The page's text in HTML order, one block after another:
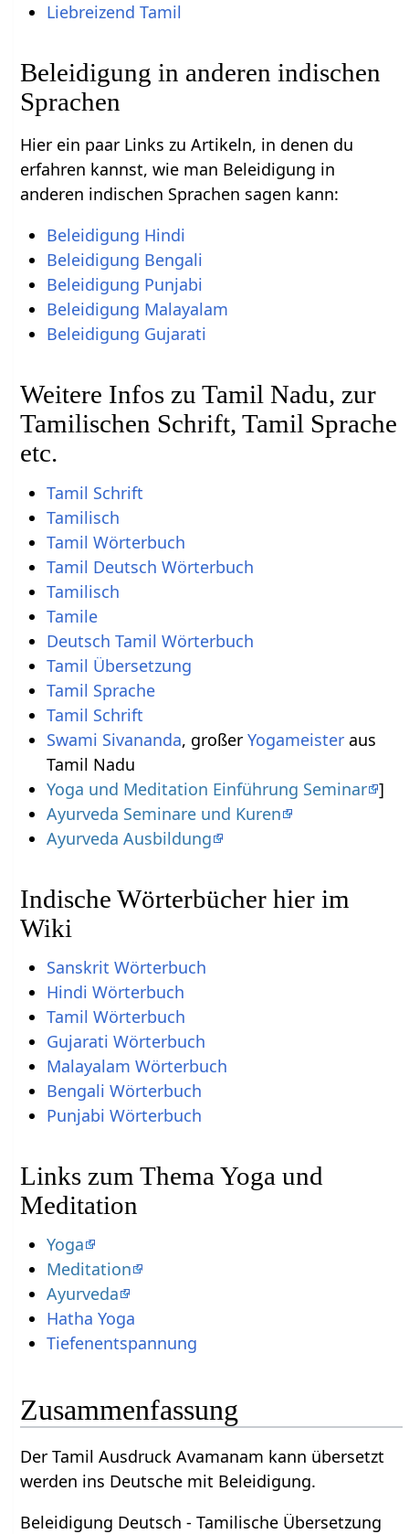
Liebreizend Tamil
Beleidigung in anderen indischen
Sprachen
Hier ein paar Links zu Artikeln, in denen du
erfahren kannst, wie man Beleidigung in
anderen indischen Sprachen sagen kann:
Beleidigung Hindi
Beleidigung Bengali
Beleidigung Punjabi
Beleidigung Malayalam
Beleidigung Gujarati
Weitere Infos zu Tamil Nadu, zur
Tamilischen Schrift, Tamil Sprache
etc.
Tamil Schrift
Tamilisch
Tamil Wörterbuch
Tamil Deutsch Wörterbuch
Tamilisch
Tamile
Deutsch Tamil Wörterbuch
Tamil Übersetzung
Tamil Sprache
Tamil Schrift
Swami Sivananda, großer Yogameisteraus
Tamil Nadu
Yoga und Meditation Einführung Seminar ]
Ayurveda Seminare und Kuren
Ayurveda Ausbildung
Indische Wörterbücher hier im
Wiki
Sanskrit Wörterbuch
Hindi Wörterbuch
Tamil Wörterbuch
Gujarati Wörterbuch
Malayalam Wörterbuch
Bengali Wörterbuch
Punjabi Wörterbuch
Links zum Thema Yoga und
Meditation
Yoga
Meditation
Ayurveda
Hatha Yoga
Tiefenentspannung
Zusammenfassung
Der Tamil Ausdruck Avamanam kann übersetzt
werden ins Deutsche mit Beleidigung.
Beleidigung Deutsch - Tamilische Übersetzung